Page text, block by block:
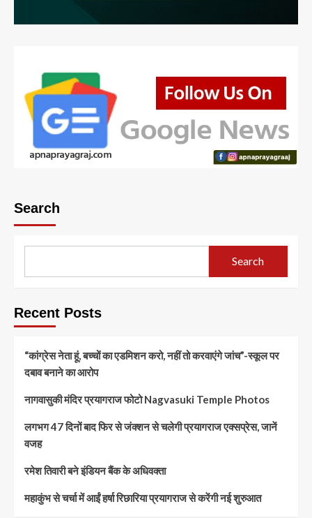
Search
Search
Recent Posts
“कांग्रेस नेता हूं, बच्चों का एडमिशन करो, नहीं तो करवाएंगे जांच”-स्कूल पर
दबाव बनाने का आरोप
नागवासुकी मंदिर प्रयागराज फोटो Nagvasuki Temple Photos
लगभग 47 दिनों बाद फिर से जंक्शन से चलेगी प्रयागराज एक्सप्रेस, जानें
वजह
रमेश तिवारी बने इंडियन बैंक के अधिवक्ता
महाकुंभ से चर्चा में आईं हर्षा रिछारिया प्रयागराज से करेंगी नई शुरुआत